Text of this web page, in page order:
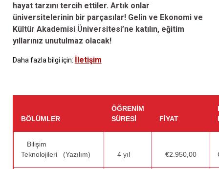
hayat tarzını tercih ettiler. Artık onlar
üniversitelerinin bir parçasılar! Gelin ve Ekonomi ve
Kültür Akademisi Üniversitesi’ne katılın, eğitim
yıllarınız unutulmaz olacak!
Daha fazla bilgi için: İletişim
BÖLÜMLER
ÖĞRENIM
SÜRESI
FIYAT
Bilişim
Teknolojileri (Yazılım)
4 yıl €2.950,00